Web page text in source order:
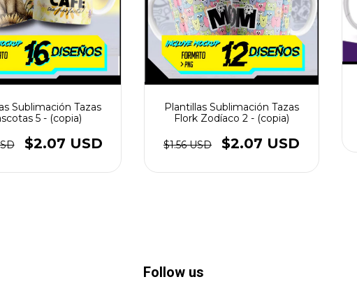
Sublimación Tazas
5 - (copia)
$2.07 USD
Plantillas Sublimación Tazas
Flork Zodíaco 2 - (copia)
$1.56 USD $2.07 USD
Follow us